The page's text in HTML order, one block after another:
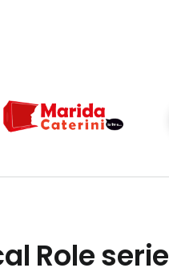
Role serie